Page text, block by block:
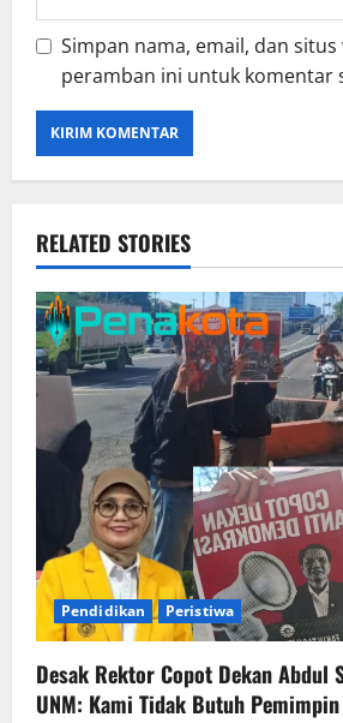
Simpan nama, email, dan situs
peramban ini untuk komentar
RELATED STORIES
Pendidikan Peristiwa
Desak Rektor Copot Dekan Abdul
UNM: Kami Tidak Butuh